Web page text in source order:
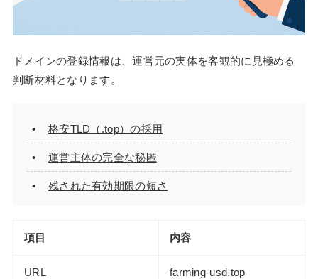
ドメインの登録情報は、運営元の実体を客観的に見極める
判断材料となります。
格安TLD（.top）の採用
運営主体の完全な秘匿
残された有効期限の短さ
項目 内容
URL farming-usd.top